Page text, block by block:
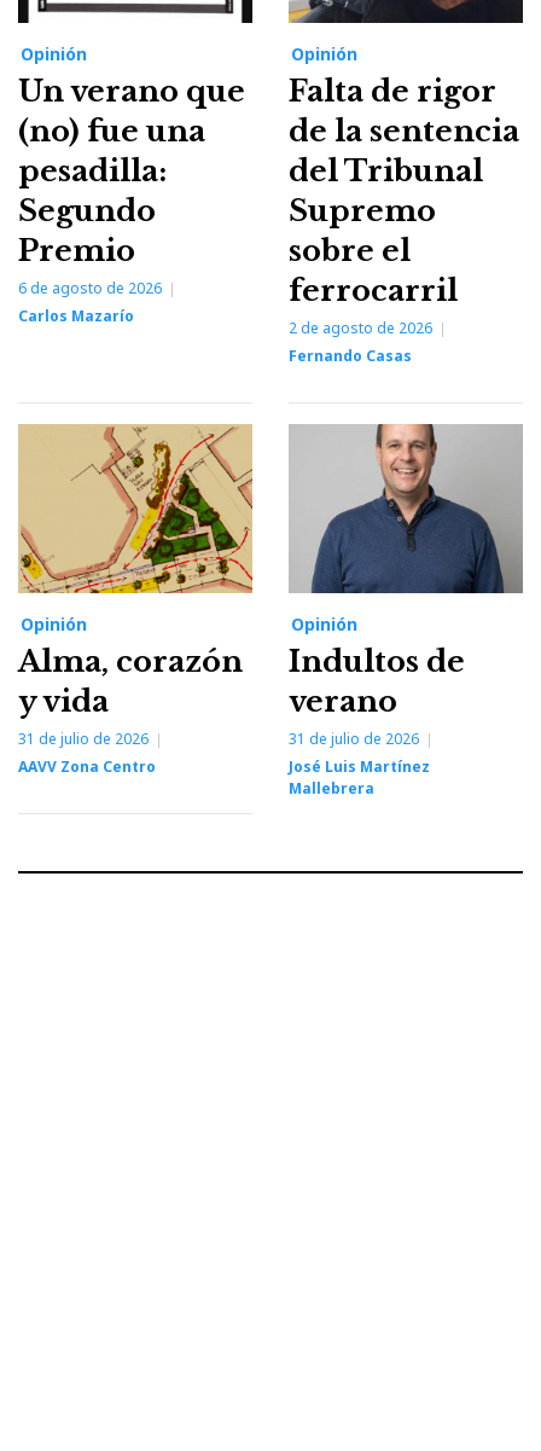
Opinión
Un verano que
(no) fue una
pesadilla:
Segundo
Premio
6 de agosto de 2026
Carlos Mazarío
Opinión
Falta de rigor
de la sentencia
del Tribunal
Supremo
sobre el
ferrocarril
2 de agosto de 2026
Fernando Casas
Opinión
Alma, corazón
y vida
31 de julio de 2026
AAVV Zona Centro
Opinión
Indultos de
verano
31 de julio de 2026
José Luis Martínez
Mallebrera